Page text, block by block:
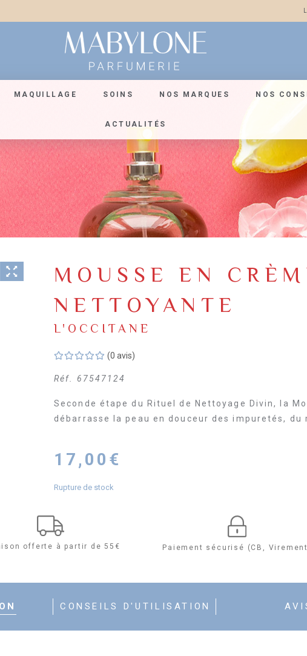
MAQUILLAGE SOINS NOS MARQUES NOS
ACTUALITÉS
MOUSSE EN
NETTOYANTE
L'OCCITANE
(0 avis)
Réf. 67547124
Seconde étape du Rituel de Nettoyage Divin, la
débarrasse la peau en douceur des impuretés, du
17,00 €
Rupture de stock
offerte à partir de 55€ Paiement sécurisé (CB,
CONSEILS D'UTILISATION